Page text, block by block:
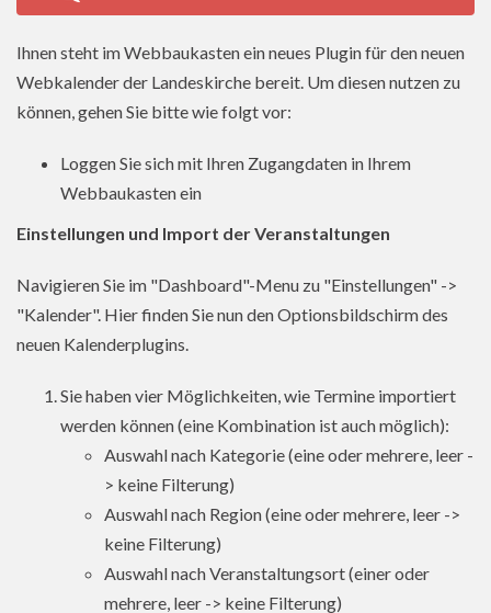
Ihnen steht im Webbaukasten ein neues Plugin für den neuen
Webkalender der Landeskirche bereit. Um diesen nutzen zu
können, gehen Sie bitte wie folgt vor:
Loggen Sie sich mit Ihren Zugangdaten in Ihrem
Webbaukasten ein
Einstellungen und Import der Veranstaltungen
Navigieren Sie im "Dashboard"-Menu zu "Einstellungen" ->
"Kalender". Hier finden Sie nun den Optionsbildschirm des
neuen Kalenderplugins.
Sie haben vier Möglichkeiten, wie Termine importiert
werden können (eine Kombination ist auch möglich):
Auswahl nach Kategorie (eine oder mehrere, leer -
> keine Filterung)
Auswahl nach Region (eine oder mehrere, leer ->
keine Filterung)
Auswahl nach Veranstaltungsort (einer oder
mehrere, leer -> keine Filterung)